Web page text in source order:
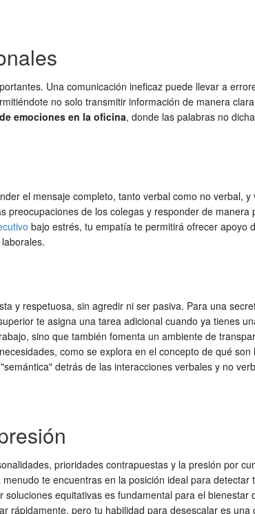
Una comunicación ineficaz puede llevar a
no solo transmitir información de manera
emociones en la oficina, donde las palabras no
el mensaje completo, tanto verbal como no verbal,
de los colegas y responder de
bajo estrés, tu empatía te permitirá ofrecer apoyo
y respetuosa, sin agredir ni ser pasiva. Para una
te asigna una tarea adicional cuando ya tienes
sino que también fomenta un ambiente de
como se explora en el concepto de qué
detrás de las interacciones verbales y no
prioridades contrapuestas y la presión por
te encuentras en la posición ideal para
equitativas es fundamental para el bienestar
rápidamente, pero tu habilidad para desescalar es una